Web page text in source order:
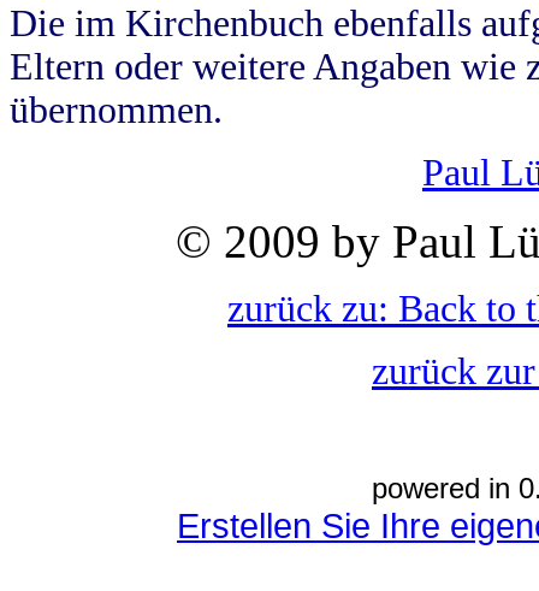
Die im Kirchenbuch ebenfalls
Eltern oder weitere Angaben wie
übernommen.
Paul
© 2009 by Paul
zurück zu: Back to
zurück
powered in
Erstellen Sie Ihre